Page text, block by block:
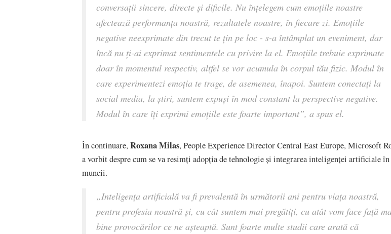
conversații sincere, directe și dificile. Nu înțelegem cum emoțiile noastre
afectează performanța noastră, rezultatele noastre, în fiecare zi. Emoțiile
negative neexprimate din trecut te țin pe loc - s-a întâmplat un eveniment, dar
încă nu ți-ai exprimat sentimentele cu privire la el. Emoțiile trebuie exprimate
doar în momentul respectiv, altfel se vor acumula în corpul tău fizic. Modul în
care experimentezi emoția te trage, de asemenea, înapoi. Suntem conectați la
social media, la știri, suntem expuși în mod constant la perspective negative.
Modul în care îți exprimi emoțiile este foarte important”, a spus el.
În continuare, Roxana Milas, People Experience Director Central East Europe, Microsoft
a vorbit despre cum se va resimți adopția de tehnologie și integrarea inteligenței artificiale
muncii.
„Inteligența artificială va fi prevalentă în următorii ani pentru viața noastră,
pentru profesia noastră și, cu cât suntem mai pregătiți, cu atât vom face față
bine provocărilor ce ne așteaptă. Sunt foarte multe studii care arată că